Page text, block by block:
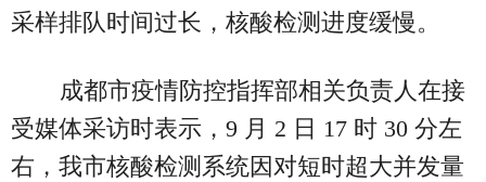
采样排队时间过长，核酸检测进度缓慢。
成都市疫情防控指挥部相关负责人在接
受媒体采访时表示，9 月 2 日 17 时 30 分左
右，我市核酸检测系统因对短时超大并发量